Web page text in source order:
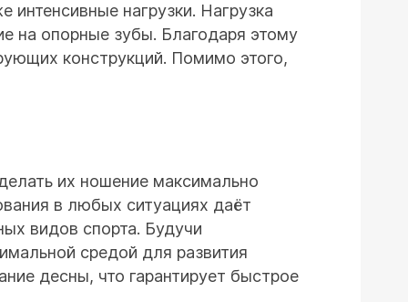
нагрузки. Нагрузка
на опорные зубы. Благодаря этому
конструкций. Помимо этого,
их ношение максимально
в любых ситуациях даёт
видов спорта. Будучи
средой для развития
десны, что гарантирует быстрое